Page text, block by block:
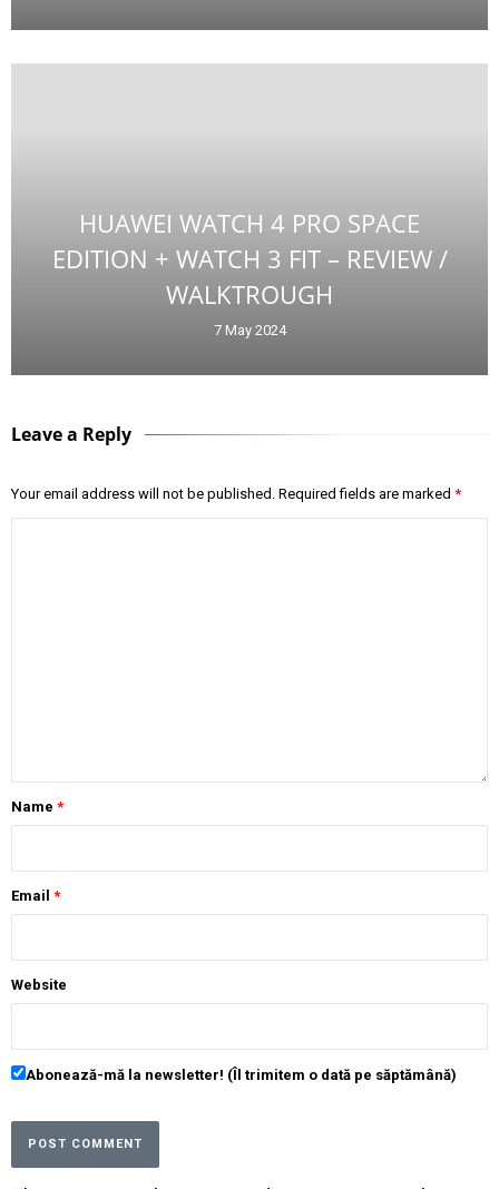
HUAWEI WATCH 4 PRO SPACE
EDITION + WATCH 3 FIT – REVIEW /
WALKTROUGH
7 May 2024
Leave a Reply
Your email address will not be published. Required fields are marked *
Name *
Email *
Website
Abonează-mă la newsletter! (Îl trimitem o dată pe săptămână)